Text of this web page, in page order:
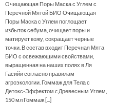
Очищающая Поры Маска с Углем с
Перечной Мятой БИО Очищающая
Поры Маска с Углем поглощает
избыток себума, очищает поры и
матирует кожу, сокращает черные
точки. В состав входит Перечная Мята
БИО с освежающими свойствами,
выращенная на наших полях в Ля
Гасийи согласно правилам
агроэкологии. Гоммаж для Тела с
Детокс-Эффектом c Древесным Углем,
150 мл Гоммаж [...]